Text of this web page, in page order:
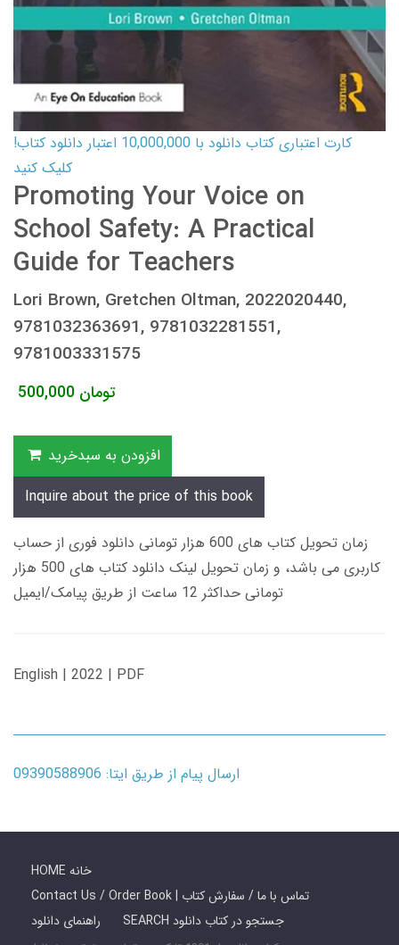
کارت اعتباری کتاب دانلود با 10,000,000 اعتبار دانلود کتاب!
کلیک کنید
Promoting Your Voice on
School Safety: A Practical
Guide for Teachers
Lori Brown, Gretchen Oltman, 2022020440,
9781032363691, 9781032281551,
9781003331575
500,000 تومان
افزودن به سبدخرید
Inquire about the price of this book
زمان تحویل کتاب های 600 هزار تومانی دانلود فوری از حساب
کاربری می باشد، و زمان تحویل لینک دانلود کتاب های 500 هزار
تومانی حداکثر 12 ساعت از طریق پیامک/ایمیل
English | 2022 | PDF
ارسال پیام از طریق ایتا: 09390588906
HOME خانه
Contact Us / Order Book | تماس با ما / سفارش کتاب
راهنمای دانلود
SEARCH جستجو در کتاب دانلود